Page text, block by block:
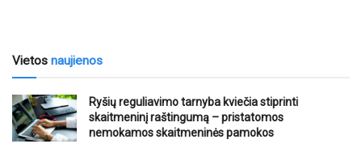
Vietos naujienos
Ryšių reguliavimo tarnyba kviečia stiprinti
skaitmeninį raštingumą – pristatomos
nemokamos skaitmeninės pamokos